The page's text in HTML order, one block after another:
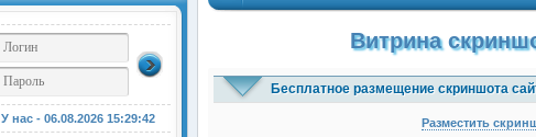
У нас - 06.08.2026 15:29:43
Витрина
Бесплатное размещение скриншота
Разместить